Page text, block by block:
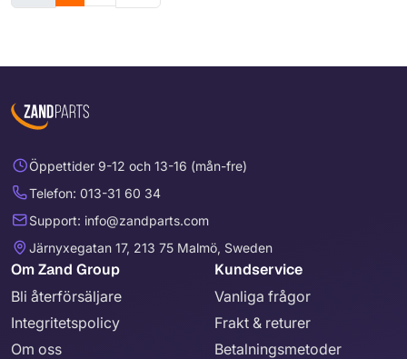
Öppettider 9-12 och 13-16 (mån-fre)
Telefon: 013-31 60 34
Support: info@zandparts.com
Järnyxegatan 17, 213 75 Malmö, Sweden
Om Zand Group
Bli återförsäljare
Integritetspolicy
Om oss
Kundservice
Vanliga frågor
Frakt & returer
Betalningsmetoder